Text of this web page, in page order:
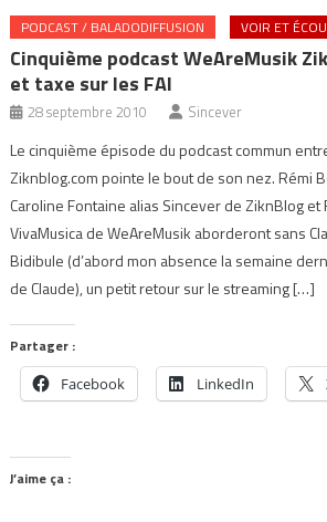
PODCAST / BALADODIFFUSION VOIR ET
Cinquième podcast WeAreMusik
et taxe sur les FAI
28 septembre 2010 Sincever
Le cinquième épisode du podcast commun
Ziknblog.com pointe le bout de son nez. Rémi
Caroline Fontaine alias Sincever de ZiknBlog et
VivaMusica de WeAreMusik aborderont sans
Bidibule (d’abord mon absence la semaine
de Claude), un petit retour sur le streaming […]
Partager :
Facebook LinkedIn
J’aime ça :